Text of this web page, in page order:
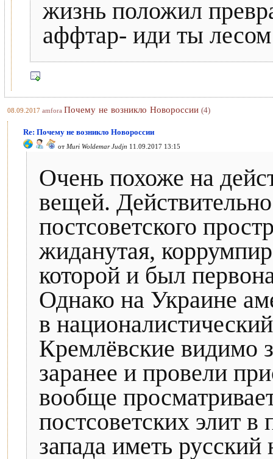
жизнь положил
аффтар- иди ты
08.09.2017 amfora Почему не возникло Новороссии (4)
Re: Почему не возникло Новороссии
от Muri Woldemar Judjn 11.09.2017 13:15
Очень похоже на
вещей.
постсоветского
жиданутая,
которой и был
Однако на Украине
в
Кремлёвские видимо
заранее и провели
вообще
постсоветских элит
запада иметь